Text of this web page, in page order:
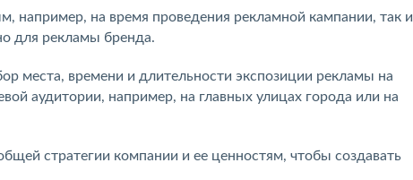
например, на время проведения рекламной кампании, так и
для рекламы бренда.
места, времени и длительности экспозиции рекламы на
аудитории, например, на главных улицах города или на
стратегии компании и ее ценностям, чтобы создавать